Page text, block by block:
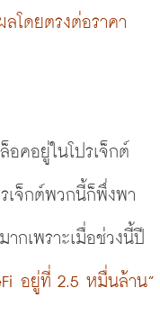
ลโดยตรงต่อราคา
คอยู่ในโปรเจ็กต์
เจ็กต์พวกนี้ก็พึ่งพา
กเพราะเมื่อช่วงนี้ปี
อยู่ที่ 2.5 หมื่นล้าน”